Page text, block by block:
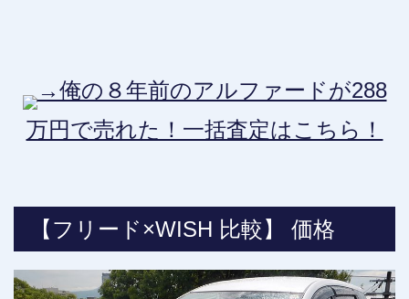
→俺の８年前のアルファードが288
万円で売れた！一括査定はこちら！
【フリード×WISH 比較】 価格